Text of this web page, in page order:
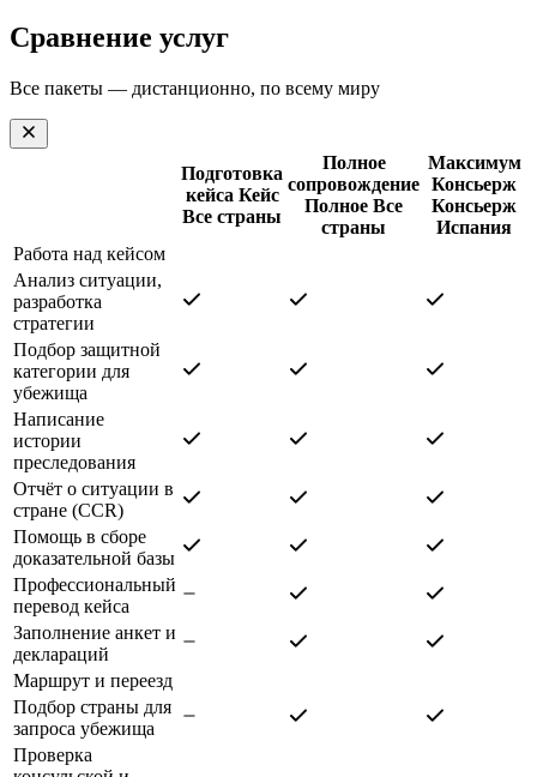
Сравнение услуг
Все пакеты — дистанционно, по всему миру
Подготовка
кейса Кейс
Все страны
Полное
сопровождение
Полное Все
страны
Максимум
Консьерж
Консьерж
Испания
Работа над кейсом
Анализ ситуации,
разработка
стратегии
Подбор защитной
категории для
убежища
Написание
истории
преследования
Отчёт о ситуации в
стране (CCR)
Помощь в сборе
доказательной базы
Профессиональный
перевод кейса
Заполнение анкет и
деклараций
Маршрут и переезд
Подбор страны для
запроса убежища
Проверка